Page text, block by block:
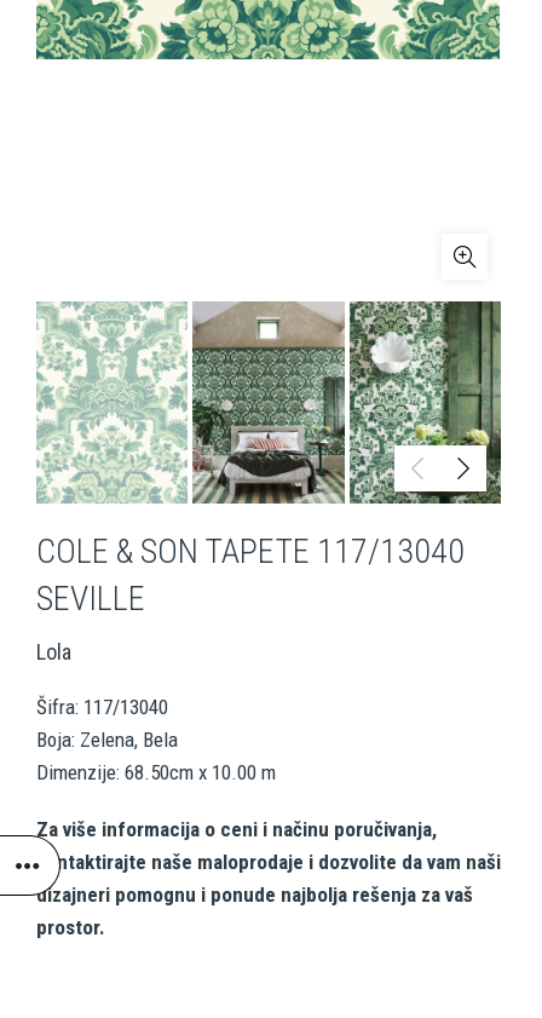
COLE & SON TAPETE 117/13040
SEVILLE
Lola
Šifra: 117/13040
Boja: Zelena, Bela
Dimenzije: 68.50cm x 10.00 m
Za više informacija o ceni i načinu poručivanja,
kontaktirajte naše maloprodaje i dozvolite da vam naši
dizajneri pomognu i ponude najbolja rešenja za vaš
prostor.